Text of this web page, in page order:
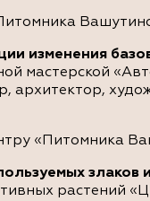
изменения
архитектор,
«Питомника
злаков
растений